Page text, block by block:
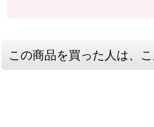
この商品を買った人は、